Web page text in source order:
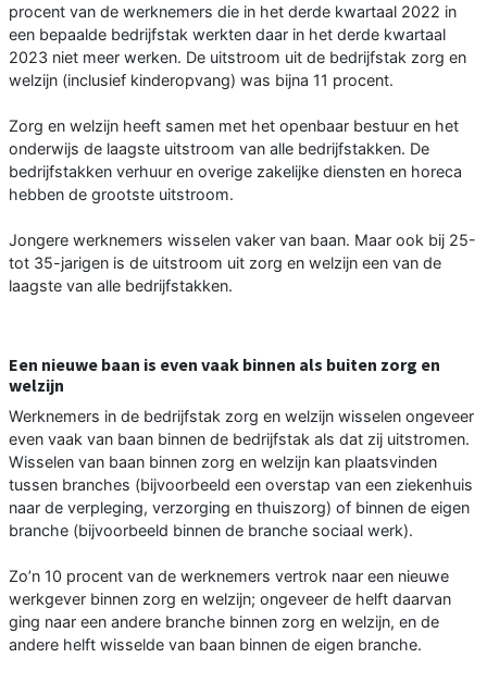
procent van de werknemers die in het derde kwartaal 2022 in
een bepaalde bedrijfstak werkten daar in het derde kwartaal
2023 niet meer werken. De uitstroom uit de bedrijfstak zorg en
welzijn (inclusief kinderopvang) was bijna 11 procent.
Zorg en welzijn heeft samen met het openbaar bestuur en het
onderwijs de laagste uitstroom van alle bedrijfstakken. De
bedrijfstakken verhuur en overige zakelijke diensten en horeca
hebben de grootste uitstroom.
Jongere werknemers wisselen vaker van baan. Maar ook bij 25-
tot 35-jarigen is de uitstroom uit zorg en welzijn een van de
laagste van alle bedrijfstakken.
Een nieuwe baan is even vaak binnen als buiten zorg en
welzijn
Werknemers in de bedrijfstak zorg en welzijn wisselen ongeveer
even vaak van baan binnen de bedrijfstak als dat zij uitstromen.
Wisselen van baan binnen zorg en welzijn kan plaatsvinden
tussen branches (bijvoorbeeld een overstap van een ziekenhuis
naar de verpleging, verzorging en thuiszorg) of binnen de eigen
branche (bijvoorbeeld binnen de branche sociaal werk).
Zo’n 10 procent van de werknemers vertrok naar een nieuwe
werkgever binnen zorg en welzijn; ongeveer de helft daarvan
ging naar een andere branche binnen zorg en welzijn, en de
andere helft wisselde van baan binnen de eigen branche.